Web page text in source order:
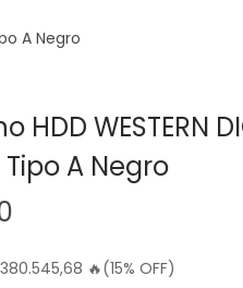
A Negro
HDD WESTERN
Tipo A Negro
380.545,68 🔥(15% OFF)